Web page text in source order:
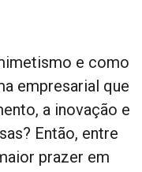
e como
empresarial que
a inovação e
Então, entre
prazer em